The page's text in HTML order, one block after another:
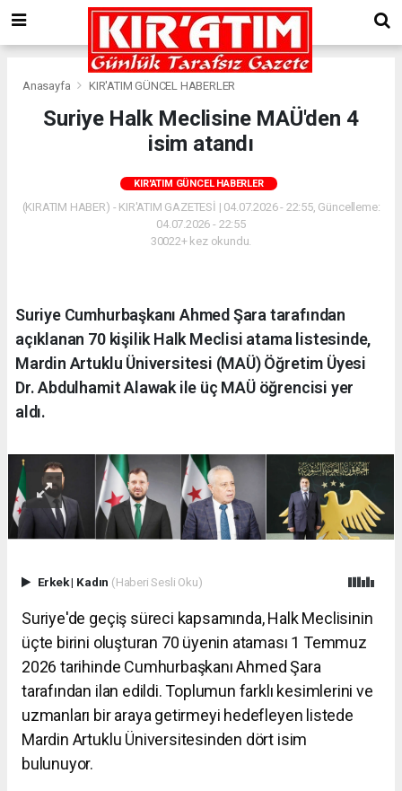
Anasayfa KIR'ATIM GÜNCEL HABERLER
Suriye Halk Meclisine MAÜ'den 4
isim atandı
KIR'ATIM GÜNCEL HABERLER
(KIRATIM HABER) - KIR'ATIM GAZETESİ | 04.07.2026 - 22:55, Güncelleme:
04.07.2026 - 22:55
30022+ kez okundu.
Suriye Cumhurbaşkanı Ahmed Şara tarafından
açıklanan 70 kişilik Halk Meclisi atama listesinde,
Mardin Artuklu Üniversitesi (MAÜ) Öğretim Üyesi
Dr. Abdulhamit Alawak ile üç MAÜ öğrencisi yer
aldı.
Erkek| Kadın (Haberi Sesli Oku)
Suriye'de geçiş süreci kapsamında, Halk Meclisinin
üçte birini oluşturan 70 üyenin ataması 1 Temmuz
2026 tarihinde Cumhurbaşkanı Ahmed Şara
tarafından ilan edildi. Toplumun farklı kesimlerini ve
uzmanları bir araya getirmeyi hedefleyen listede
Mardin Artuklu Üniversitesinden dört isim
bulunuyor.